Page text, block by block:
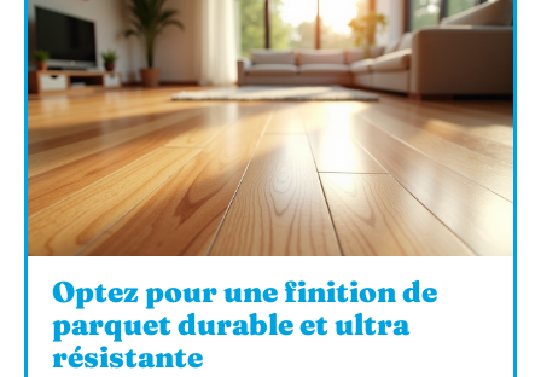
Optez pour une finition de
parquet durable et ultra
résistante